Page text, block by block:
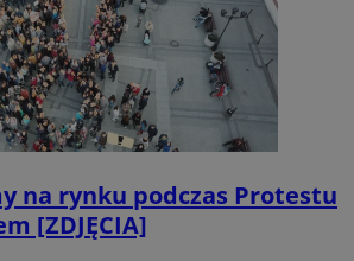
na rynku podczas Protestu
[ZDJĘCIA]